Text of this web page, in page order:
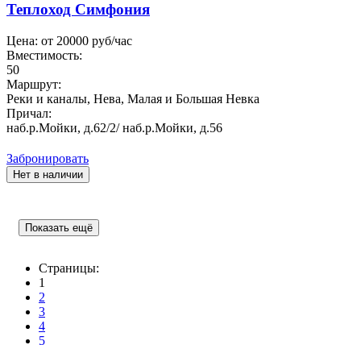
Теплоход Симфония
Цена: от 20000 руб/час
Вместимость:
50
Маршрут:
Реки и каналы, Нева, Малая и Большая Невка
Причал:
наб.р.Мойки, д.62/2/ наб.р.Мойки, д.56
Забронировать
Нет в наличии
Показать ещё
Страницы:
1
2
3
4
5